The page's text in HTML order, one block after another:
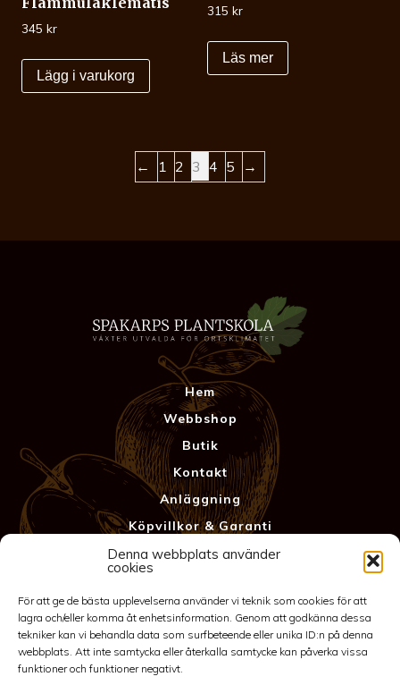
Denna webbplats använder
cookies
För att ge de bästa upplevelserna använder vi teknik som cookies för att
lagra och/eller komma åt enhetsinformation. Genom att godkänna dessa
tekniker kan vi behandla data som surfbeteende eller unika ID:n på denna
webbplats. Att inte samtycka eller återkalla samtycke kan påverka vissa
funktioner och funktioner negativt.
345 kr
Lägg i varukorg
315 kr
Läs mer
← 1 2 3 4 5 →
Hem
Webbshop
Butik
Kontakt
Anläggning
Köpvillkor & Garanti
Integritetspolicy